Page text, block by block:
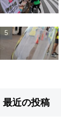
最近の投稿